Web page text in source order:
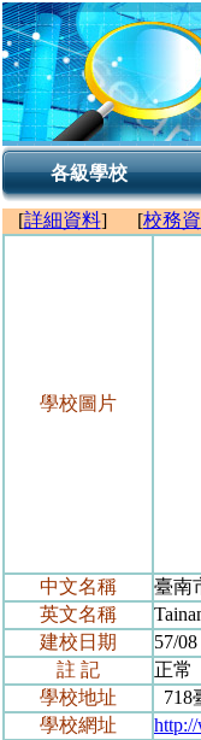
各級學校
[詳細資料] [校務
學校圖片
中文名稱
臺南
英文名稱
建校日期
57/08
註 記
正常
學校地址
718
學校網址